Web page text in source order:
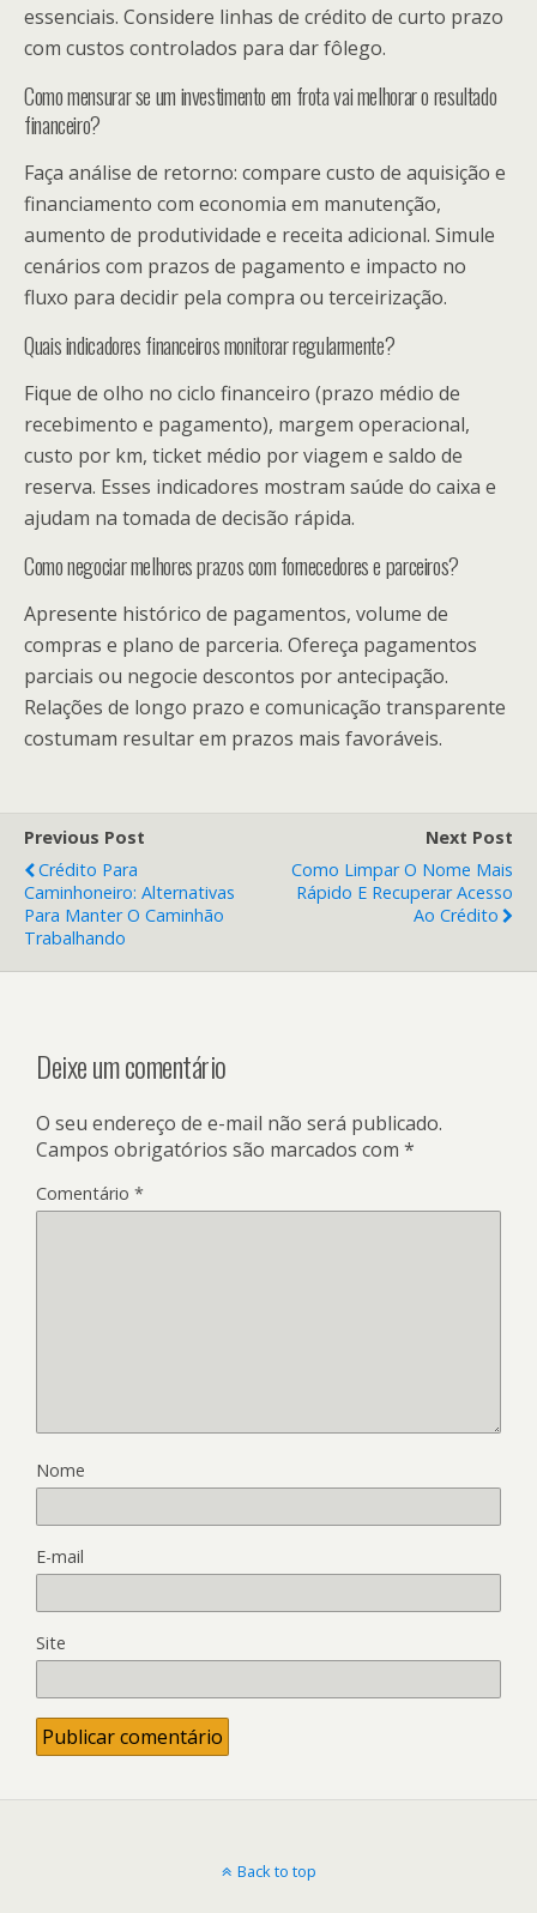
essenciais. Considere linhas de crédito de curto prazo
com custos controlados para dar fôlego.
Como mensurar se um investimento em frota vai melhorar o resultado
financeiro?
Faça análise de retorno: compare custo de aquisição e
financiamento com economia em manutenção,
aumento de produtividade e receita adicional. Simule
cenários com prazos de pagamento e impacto no
fluxo para decidir pela compra ou terceirização.
Quais indicadores financeiros monitorar regularmente?
Fique de olho no ciclo financeiro (prazo médio de
recebimento e pagamento), margem operacional,
custo por km, ticket médio por viagem e saldo de
reserva. Esses indicadores mostram saúde do caixa e
ajudam na tomada de decisão rápida.
Como negociar melhores prazos com fornecedores e parceiros?
Apresente histórico de pagamentos, volume de
compras e plano de parceria. Ofereça pagamentos
parciais ou negocie descontos por antecipação.
Relações de longo prazo e comunicação transparente
costumam resultar em prazos mais favoráveis.
Previous Post
Crédito Para
Caminhoneiro: Alternativas
Para Manter O Caminhão
Trabalhando
Next Post
Como Limpar O Nome Mais
Rápido E Recuperar Acesso
Ao Crédito
Deixe um comentário
O seu endereço de e-mail não será publicado.
Campos obrigatórios são marcados com *
Comentário *
Nome
E-mail
Site
Back to top